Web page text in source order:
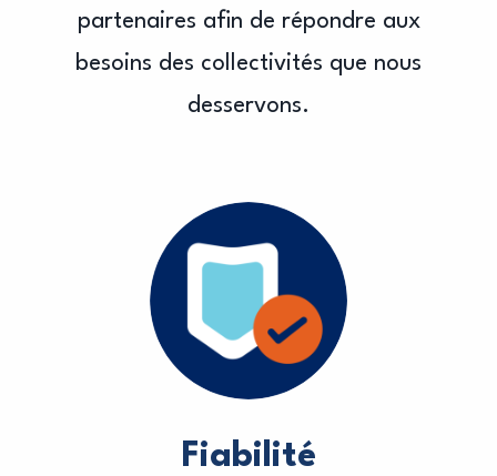
partenaires afin de répondre aux
besoins des collectivités que nous
desservons.
Fiabilité